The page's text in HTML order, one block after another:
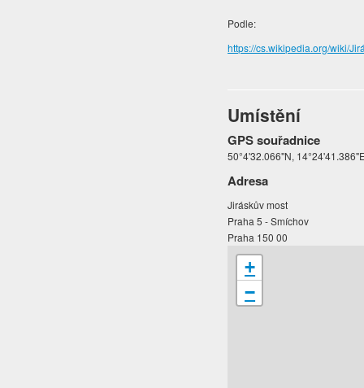
Podle:
https://cs.wikipedia.org/wiki/
Umístění
GPS souřadnice
50°4'32.066"N,
Adresa
Jiráskův most
Praha 5 - Smíchov
Praha 150 00
+
−